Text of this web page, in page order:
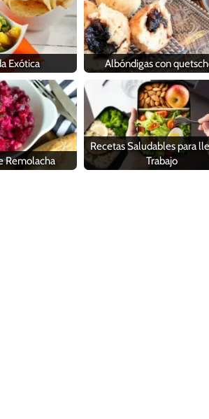
Exótica Albóndigas con
Remolacha
Recetas Saludables para
Trabajo